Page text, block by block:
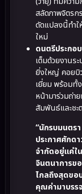
สลัดภาพจิตรก
ดัดแปลงนี้ทำใ
ใหม่
ดนตรีประกอ
เต็มด้วยงานร
ยิ่งใหญ่ คอยบิ
เยี่ยม พร้อมทั้
หน้ามาร่วมถ่า
สัมพันธ์และชะ
“นักรบมนตร
ประกาศศักด
จำกัดอยู่แค่ใ
จินตนาการข
ไกลถึงสุดขอ
คุณค่ามาบรร